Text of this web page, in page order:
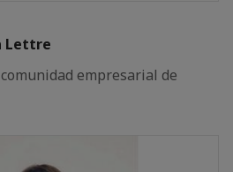
Lettre
empresarial de